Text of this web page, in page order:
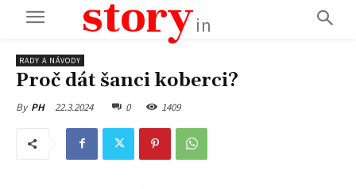
storyin
RADY A NÁVODY
Proč dát šanci koberci?
By PH 22.3.2024 0 1409